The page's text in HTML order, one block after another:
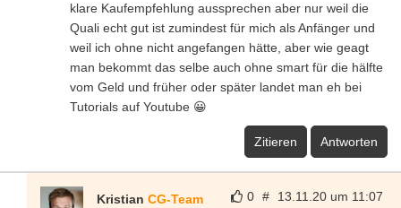
klare Kaufempfehlung aussprechen aber nur weil die
Quali echt gut ist zumindest für mich als Anfänger und
weil ich ohne nicht angefangen hätte, aber wie geagt
man bekommt das selbe auch ohne smart für die hälfte
vom Geld und früher oder später landet man eh bei
Tutorials auf Youtube 😀
Zitieren Antworten
0 # 13.11.20 um 11:07
Kristian CG-Team